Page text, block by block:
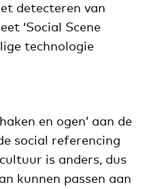
detecteren van
‘Social Scene
technologie
en ogen’ aan de
social referencing
is anders, dus
kunnen passen aan